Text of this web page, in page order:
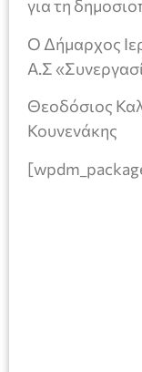
για τη
Ο Δήμαρχος
Α.Σ
Θεοδόσιος
Κουνενάκης